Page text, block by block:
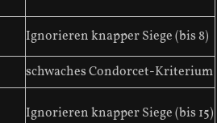
Ignorieren knapper Siege (bis 8)
schwaches Condorcet-Kriterium
Ignorieren knapper Siege (bis 15)